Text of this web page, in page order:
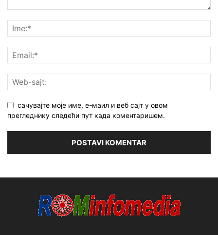
сачувајте моје име, е-маил и веб сајт у овом
прегледнику следећи пут када коментаришем.